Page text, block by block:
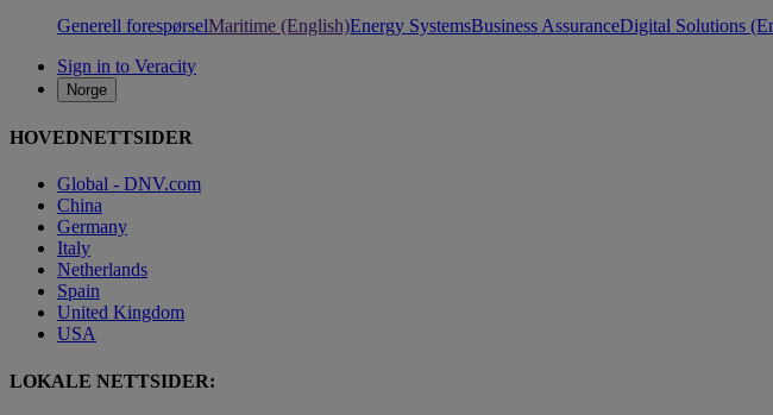
Generell forespørselMaritime (English)Energy SystemsBusiness AssuranceDigital Solutions
Sign in to Veracity
Norge
HOVEDNETTSIDER
Global - DNV.com
China
Germany
Italy
Netherlands
Spain
United Kingdom
USA
LOKALE NETTSIDER: